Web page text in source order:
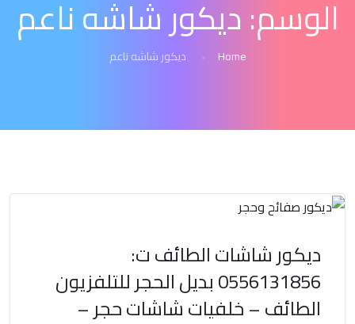
الوسم:ديكور شاشه ناعم
Home ديكور شاشه ناعم
ديكور شاشات الطائف ت:
0556131856 بديل الحجر للتلفزيون
الطائف – خلفيات شاشات حجر –